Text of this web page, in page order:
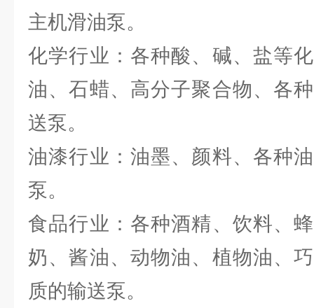
主机滑油泵。
化学行业：各种酸、碱、盐等
油、石蜡、高分子聚合物、各
送泵。
油漆行业：油墨、颜料、各种
泵。
食品行业：各种酒精、饮料、
奶、酱油、动物油、植物油、
质的输送泵。